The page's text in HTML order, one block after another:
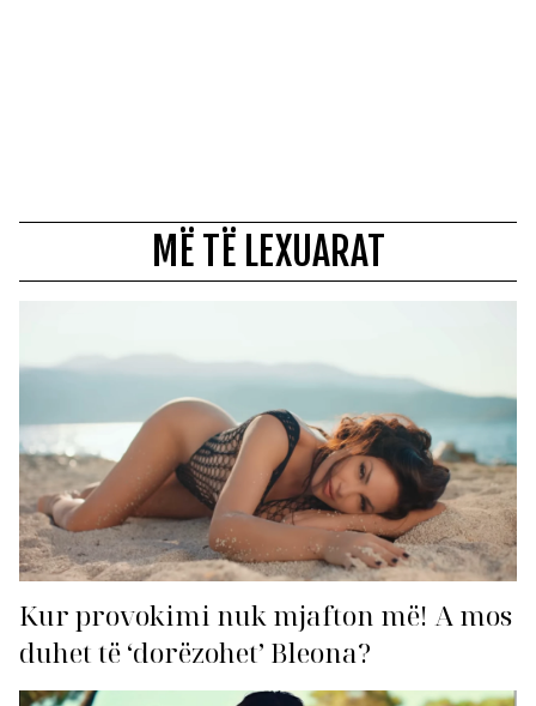
MË TË LEXUARAT
Kur provokimi nuk mjafton më! A mos
duhet të ‘dorëzohet’ Bleona?